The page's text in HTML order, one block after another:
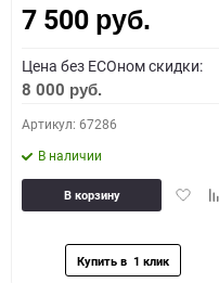
7 500 руб.
Цена без ECOном скидки:
8 000 руб.
Артикул: 67286
В наличии
В корзину